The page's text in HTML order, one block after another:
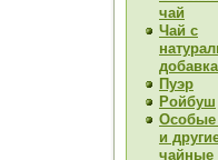
чай
Чай с
Пуэр
Ройбуш
Особые
и
чайные